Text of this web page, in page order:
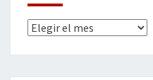
Archivos